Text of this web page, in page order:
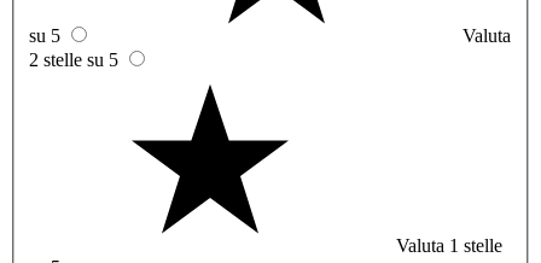
su 5
Valuta
2 stelle su 5
Valuta 1 stelle